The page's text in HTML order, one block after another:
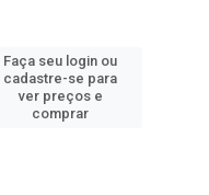
Faça seu login ou
cadastre-se para
ver preços e
comprar